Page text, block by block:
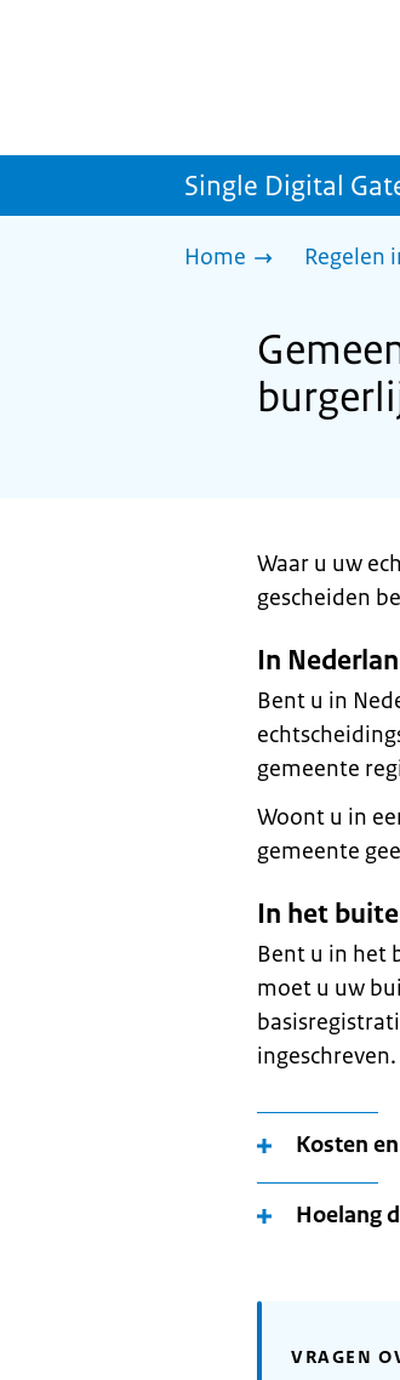
Single Digital
Home Regelen
Waar u uw
gescheiden
In
Bent u in
gemeente
Woont u in
gemeente
In het
Bent u in het
moet u uw
ingeschreven.
Kosten
Hoelang
VRAGEN